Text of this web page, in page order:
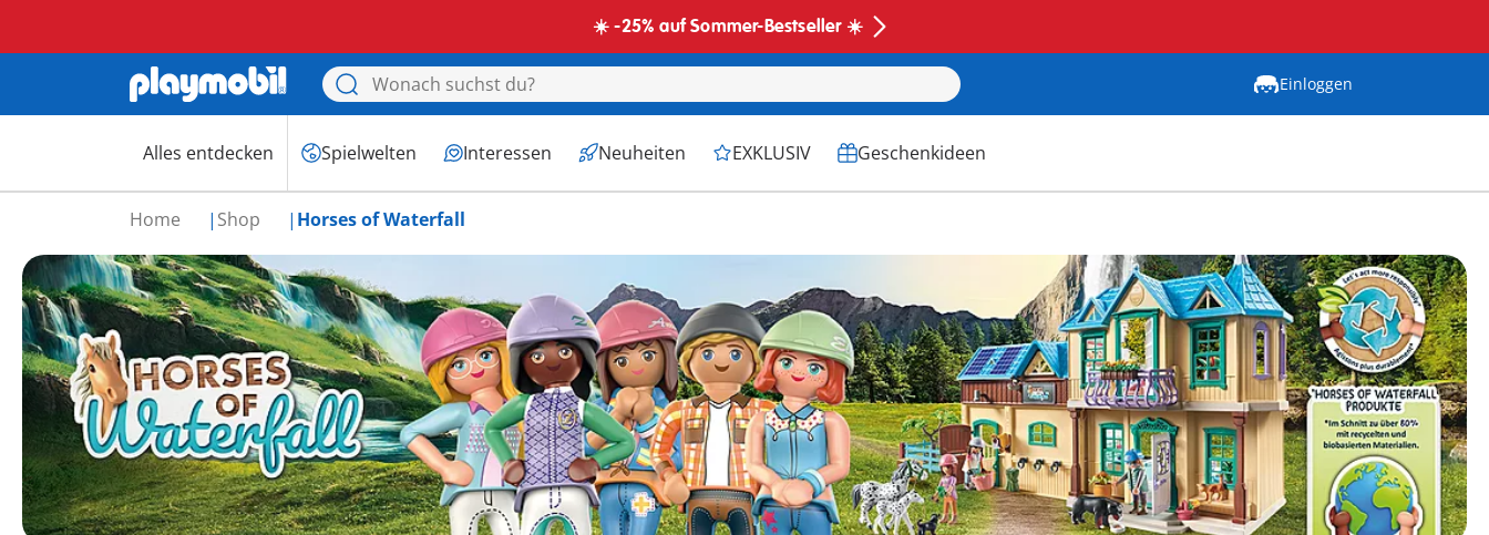
☀️ -25% auf Sommer-Bestseller ☀️
Einloggen
Alles entdecken Spielwelten Interessen Neuheiten EXKLUSIV Geschenkideen
Home Shop Horses of Waterfall